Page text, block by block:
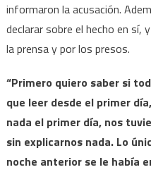
informaron la acusación.
declarar sobre el hecho en
la prensa y por los presos.
“Primero quiero saber si
que leer desde el primer
nada el primer día, nos
sin explicarnos nada. Lo
noche anterior se le había